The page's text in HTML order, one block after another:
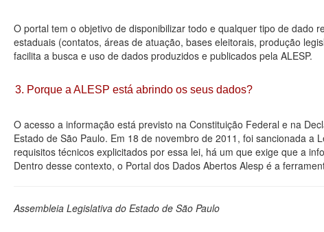
O portal tem o objetivo de disponibilizar todo e qualquer tipo de dado
estaduais (contatos, áreas de atuação, bases eleitorais, produção
facilita a busca e uso de dados produzidos e publicados pela ALESP.
3. Porque a ALESP está abrindo os seus dados?
O acesso a informação está previsto na Constituição Federal e na
Estado de São Paulo. Em 18 de novembro de 2011, foi sancionada
requisitos técnicos explicitados por essa lei, há um que exige que a
Dentro desse contexto, o Portal dos Dados Abertos Alesp é a
Assembleia Legislativa do Estado de São Paulo